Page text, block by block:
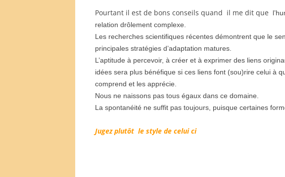
Pourtant il est de bons conseils quand il me dit que
relation drôlement complexe.
Les recherches scientifiques récentes démontrent que le
principales stratégies d’adaptation matures.
L’aptitude à percevoir, à créer et à exprimer des liens
idées sera plus bénéfique si ces liens font (sou)rire celui à
comprend et les apprécie.
Nous ne naissons pas tous égaux dans ce domaine.
La spontanéité ne suffit pas toujours, puisque certaines
Jugez plutôt le style de celui ci